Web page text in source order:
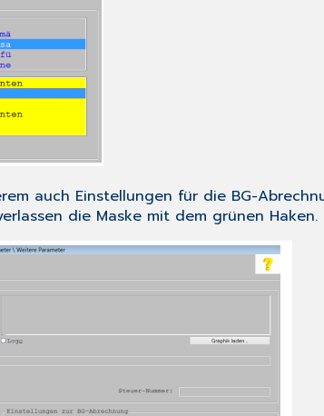
auch Einstellungen für die BG-
die Maske mit dem grünen Haken.